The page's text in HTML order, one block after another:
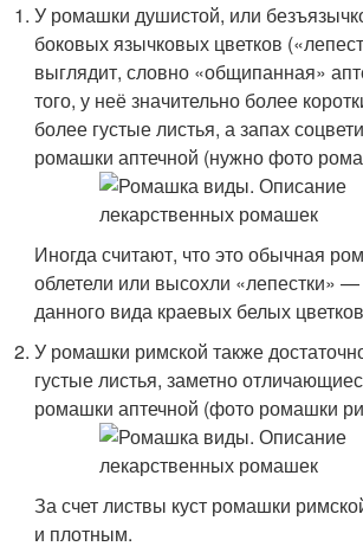
У ромашки душистой, или
боковых язычковых цветков
выглядит, словно «общипанная»
того, у неё значительно более
более густые листья, а запах
ромашки аптечной (нужно фото
Иногда считают, что это обычная
облетели или высохли «лепестки» —
данного вида краевых белых
У ромашки римской также
густые листья, заметно
ромашки аптечной (фото ромашки
За счет листвы куст ромашки
и плотным.